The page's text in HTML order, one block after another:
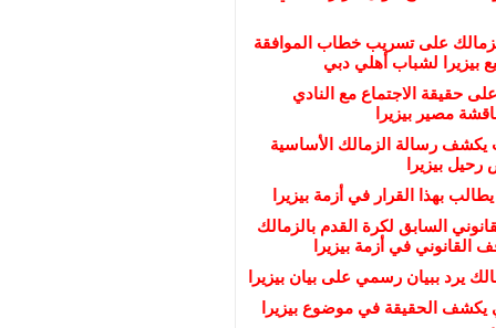
على تسريب خطاب الموافقة
بيزيرا لشباب أهلي دبي
حقيقة الاجتماع مع النادي
مصير بيزيرا
رسالة الزمالك الأساسية
بيزيرا
بهذا القرار في أزمة بيزيرا
السابق لكرة القدم بالزمالك
في أزمة بيزيرا
يرد ببيان رسمي على بيان بيزيرا
يكشف الحقيقة في موضوع بيزيرا